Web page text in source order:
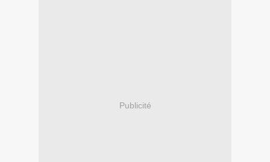
Publicité